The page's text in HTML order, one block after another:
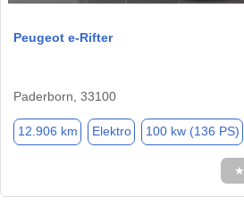
Peugeot e-Rifter
Paderborn, 33100
12.906 km Elektro 100 kw (136 PS)
★